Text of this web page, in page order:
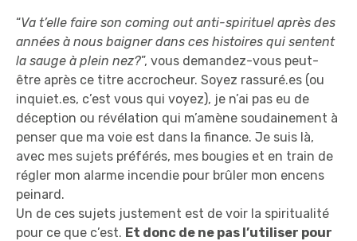
“Va t’elle faire son coming out anti-spirituel après des
années à nous baigner dans ces histoires qui sentent
la sauge à plein nez?”, vous demandez-vous peut-
être après ce titre accrocheur. Soyez rassuré.es (ou
inquiet.es, c’est vous qui voyez), je n’ai pas eu de
déception ou révélation qui m’amène soudainement à
penser que ma voie est dans la finance. Je suis là,
avec mes sujets préférés, mes bougies et en train de
régler mon alarme incendie pour brûler mon encens
peinard.
Un de ces sujets justement est de voir la spiritualité
pour ce que c’est. Et donc de ne pas l’utiliser pour